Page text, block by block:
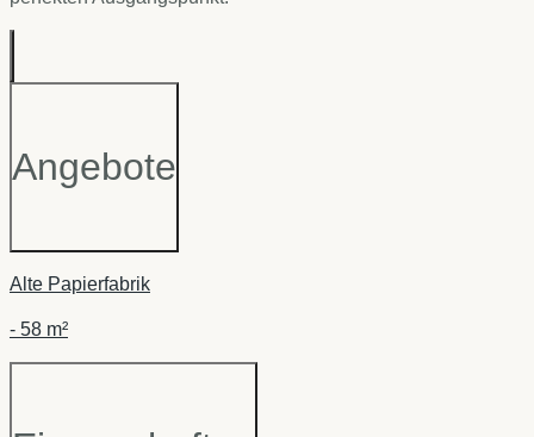
Angebote
Alte Papierfabrik
- 58 m²